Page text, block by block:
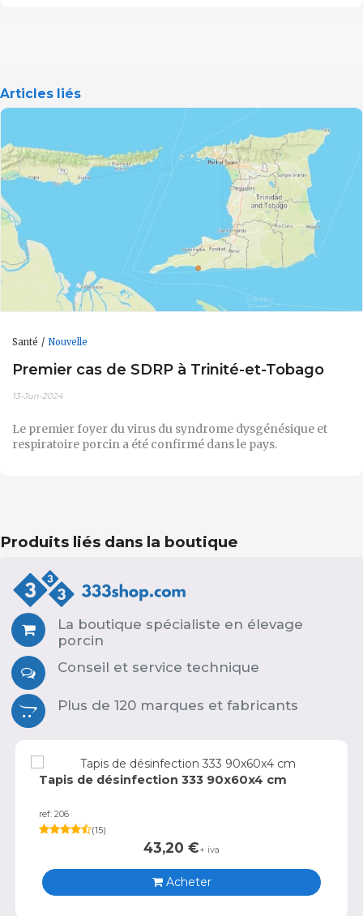
Articles liés
Santé Nouvelle
Premier cas de SDRP à Trinité-et-Tobago
13-Jun-2024
Le premier foyer du virus du syndrome dysgénésique et
respiratoire porcin a été confirmé dans le pays.
Produits liés dans la boutique
La boutique spécialiste en élevage
porcin
Conseil et service technique
Plus de 120 marques et fabricants
Tapis de désinfection 333 90x60x4 cm
ref: 206
(15)
43,20 €+ iva
Acheter